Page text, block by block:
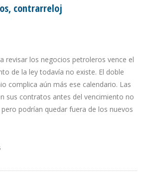
contrarreloj
revisar los negocios petroleros vence el
de la ley todavía no existe. El doble
complica aún más ese calendario. Las
sus contratos antes del vencimiento no
podrían quedar fuera de los nuevos